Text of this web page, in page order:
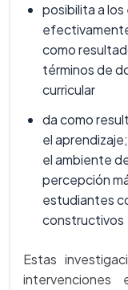
posibilita a
como
términos de
curricular
da como
el
el ambiente
percepción
estudiantes
constructivos
Estas